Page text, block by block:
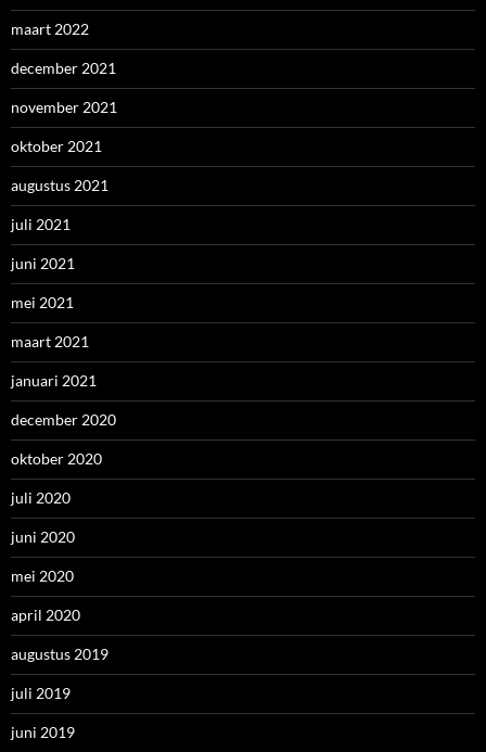
maart 2022
december 2021
november 2021
oktober 2021
augustus 2021
juli 2021
juni 2021
mei 2021
maart 2021
januari 2021
december 2020
oktober 2020
juli 2020
juni 2020
mei 2020
april 2020
augustus 2019
juli 2019
juni 2019